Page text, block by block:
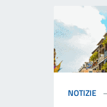
NOTIZIE